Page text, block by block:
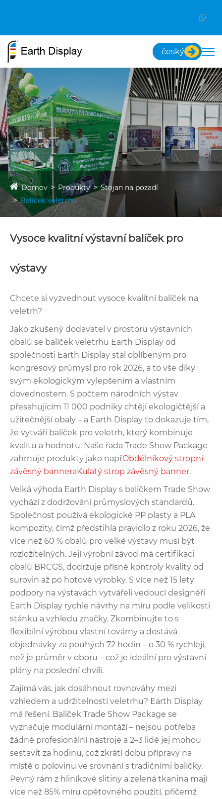
český
Domov Produkty
Stojan na pozadí
Balíček veletrhu
Vysoce kvalitní výstavní balíček pro
výstavy
Chcete si vyzvednout vysoce kvalitní balíček na
veletrh?
Jako zkušený dodavatel v prostoru výstavních
obalů se balíček veletrhu Earth Display od
společnosti Earth Display stal oblíbeným pro
kongresový průmysl pro rok 2026, a to vše díky
svým ekologickým vylepšením a vlastním
dovednostem. S počtem národních výstav
přesahujícím 11 000 podniky chtějí ekologičtější a
užitečnější obaly – a Earth Display to dokazuje tím,
že vytváří balíček pro veletrh, který kombinuje
kvalitu a hodnotu. Naše řada Trade Show Package
zahrnuje produkty jako napřObdélníkový stropní
závěsný banneraKulatý strop závěsný banner.
Velká výhoda Earth Display s balíčkem Trade Show
vychází z dodržování průmyslových standardů.
Společnost používá ekologické PP plasty a PLA
kompozity, čímž předstihla pravidlo z roku 2026, že
více než 60 % obalů pro velké výstavy musí být
rozložitelných. Její výrobní závod má certifikaci
obalů BRCGS, dodržuje přísné kontroly kvality od
surovin až po hotové výrobky. S více než 15 lety
podpory na výstavách vytvářeli vedoucí designéři
Earth Display rychle návrhy na míru podle velikosti
stánku a vzhledu značky. Zkombinujte to s
flexibilní výrobou vlastní továrny a dostává
objednávky za pouhých 72 hodin – o 30 % rychleji,
než je průměr v oboru – což je ideální pro výstavní
plány na poslední chvíli.
Zajímá vás, jak dosáhnout rovnováhy mezi
vzhledem a udržitelností veletrhu? Earth Display
má řešení. Balíček Trade Show Package se
vyznačuje modulární montáží – nejsou potřeba
žádné profesionální nástroje a 2–3 lidé jej mohou
sestavit za hodinu, což zkrátí dobu přípravy na
místě o polovinu ve srovnání s tradičními balíčky.
Pevný rám z hliníkové slitiny a zelená tkanina mají
více než 85% míru opětovného použití, přičemž